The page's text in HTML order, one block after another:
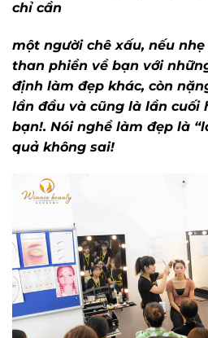
chỉ cần
một người chê xấu, nếu
than phiền về bạn với
định làm đẹp khác, còn
lần đầu và cũng là lần cuối
bạn!. Nói nghề làm đẹp là
quả không sai!